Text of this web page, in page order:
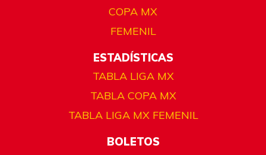
COPA MX
FEMENIL
ESTADÍSTICAS
TABLA LIGA MX
TABLA COPA MX
TABLA LIGA MX FEMENIL
BOLETOS